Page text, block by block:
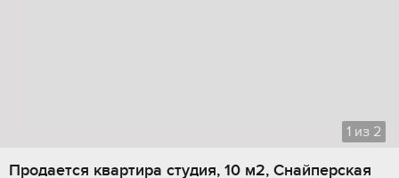
1 из 2
Продается квартира студия, 10 м2, Снайперская